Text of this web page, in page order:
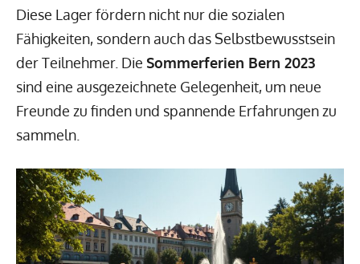
Diese Lager fördern nicht nur die sozialen
Fähigkeiten, sondern auch das Selbstbewusstsein
der Teilnehmer. Die Sommerferien Bern 2023
sind eine ausgezeichnete Gelegenheit, um neue
Freunde zu finden und spannende Erfahrungen zu
sammeln.